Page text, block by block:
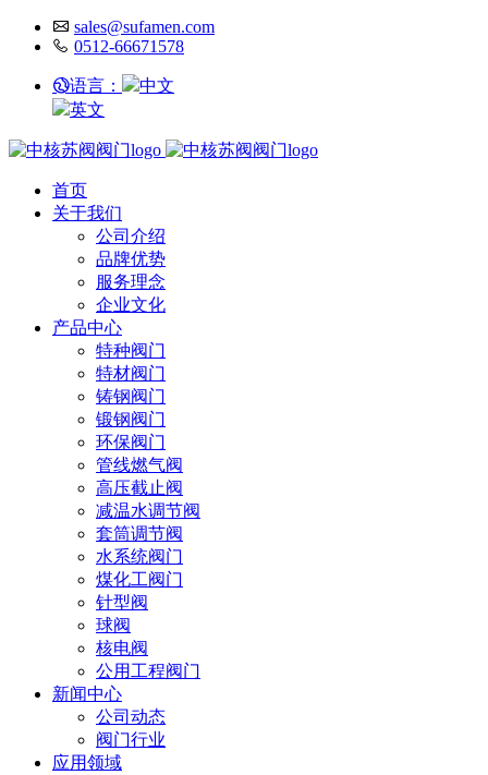
sales@sufamen.com
0512-66671578
语言：
中文
英文
首页
关于我们
公司介绍
品牌优势
服务理念
企业文化
产品中心
特种阀门
特材阀门
铸钢阀门
锻钢阀门
环保阀门
管线燃气阀
高压截止阀
减温水调节阀
套筒调节阀
水系统阀门
煤化工阀门
针型阀
球阀
核电阀
公用工程阀门
新闻中心
公司动态
阀门行业
应用领域